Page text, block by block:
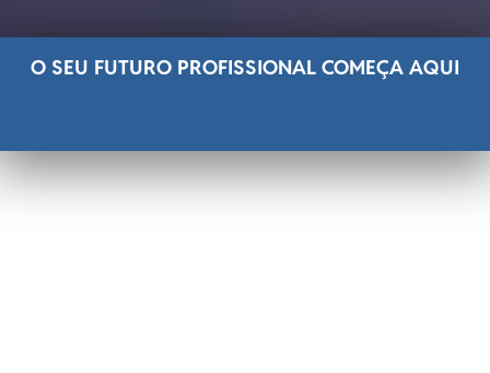
O SEU FUTURO PROFISSIONAL COMEÇA AQUI